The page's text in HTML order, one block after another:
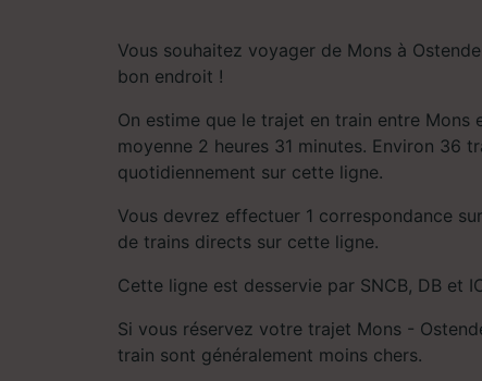
Vous souhaitez voyager de Mons à
bon endroit !
On estime que le trajet en train entre Mons
moyenne 2 heures 31 minutes. Environ 36
quotidiennement sur cette ligne.
Vous devrez effectuer 1 correspondance
de trains directs sur cette ligne.
Cette ligne est desservie par SNCB, DB et
Si vous réservez votre trajet Mons -
train sont généralement moins chers.